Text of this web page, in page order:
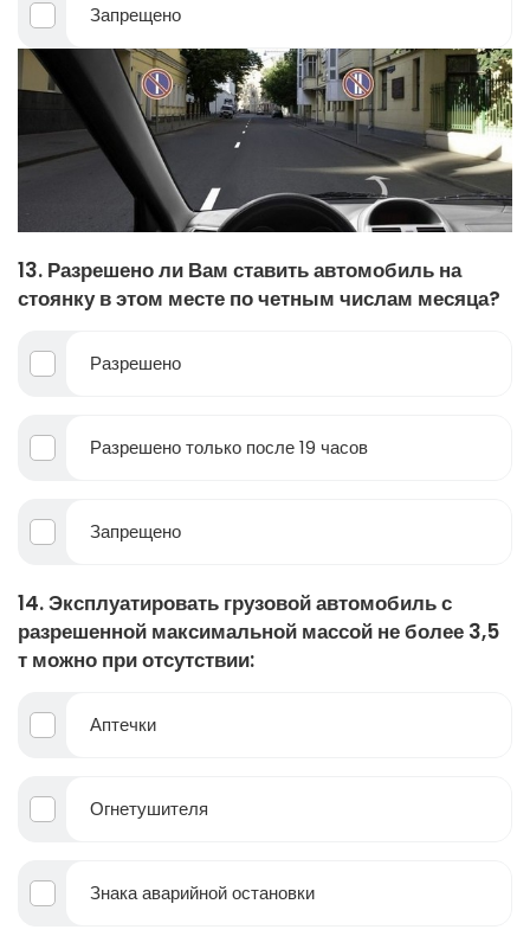
Запрещено
13. Разрешено ли Вам ставить автомобиль на
стоянку в этом месте по четным числам месяца?
Разрешено
Разрешено только после 19 часов
Запрещено
14. Эксплуатировать грузовой автомобиль с
разрешенной максимальной массой не более 3,5
т можно при отсутствии:
Аптечки
Огнетушителя
Знака аварийной остановки